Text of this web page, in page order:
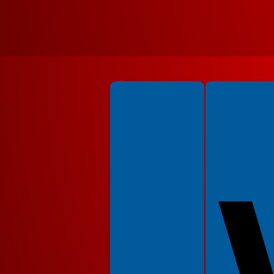
Spełniamy standardy WCAG 2.2 Spełniamy standardy